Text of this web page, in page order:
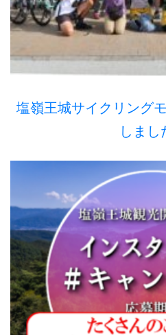
塩嶺王城サイクリング
しまし